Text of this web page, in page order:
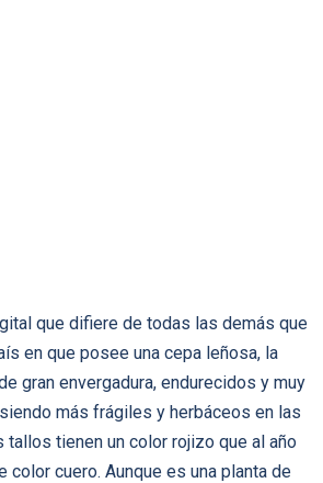
que difiere de todas las demás que
en que posee una cepa leñosa, la
gran envergadura, endurecidos y muy
más frágiles y herbáceos en las
tienen un color rojizo que al año
color cuero. Aunque es una planta de